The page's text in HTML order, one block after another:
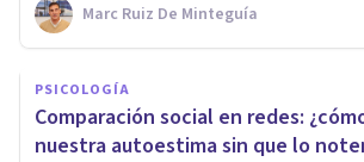
Marc Ruiz De Minteguía
PSICOLOGÍA
Comparación social en redes:
nuestra autoestima sin que lo